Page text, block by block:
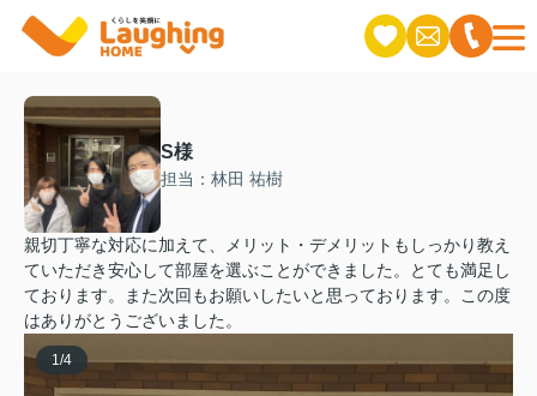
S様
担当：林田 祐樹
親切丁寧な対応に加えて、メリット・デメリットもしっかり教え
ていただき安心して部屋を選ぶことができました。とても満足し
ております。また次回もお願いしたいと思っております。この度
はありがとうございました。
1 /4